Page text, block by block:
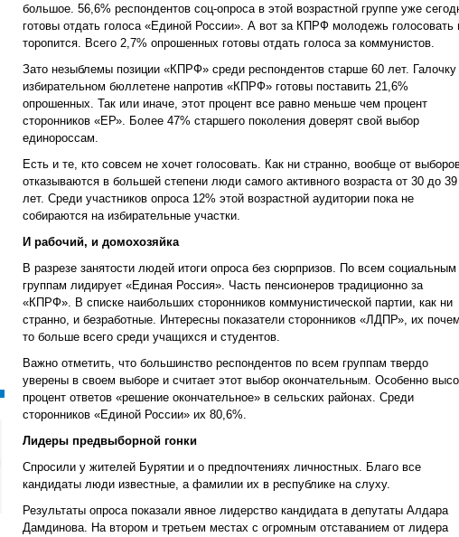
большое. 56,6% респондентов соц-опроса в этой возрастной группе уже
готовы отдать голоса «Единой России». А вот за КПРФ молодежь голосовать
торопится. Всего 2,7% опрошенных готовы отдать голоса за коммунистов.
Зато незыблемы позиции «КПРФ» среди респондентов старше 60 лет. Галочку
избирательном бюллетене напротив «КПРФ» готовы поставить 21,6%
опрошенных. Так или иначе, этот процент все равно меньше чем процент
сторонников «ЕР». Более 47% старшего поколения доверят свой выбор
единороссам.
Есть и те, кто совсем не хочет голосовать. Как ни странно, вообще от
отказываются в большей степени люди самого активного возраста от 30 до 39
лет. Среди участников опроса 12% этой возрастной аудитории пока не
собираются на избирательные участки.
И рабочий, и домохозяйка
В разрезе занятости людей итоги опроса без сюрпризов. По всем социальным
группам лидирует «Единая Россия». Часть пенсионеров традиционно за
«КПРФ». В списке наибольших сторонников коммунистической партии, как ни
странно, и безработные. Интересны показатели сторонников «ЛДПР», их
то больше всего среди учащихся и студентов.
Важно отметить, что большинство респондентов по всем группам твердо
уверены в своем выборе и считает этот выбор окончательным. Особенно
процент ответов «решение окончательное» в сельских районах. Среди
сторонников «Единой России» их 80,6%.
Лидеры предвыборной гонки
Спросили у жителей Бурятии и о предпочтениях личностных. Благо все
кандидаты люди известные, а фамилии их в республике на слуху.
Результаты опроса показали явное лидерство кандидата в депутаты Алдара
Дамдинова. На втором и третьем местах с огромным отставанием от лидера